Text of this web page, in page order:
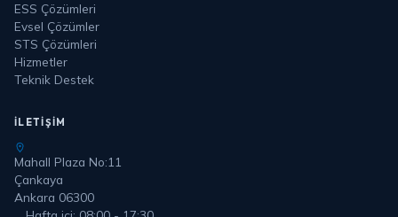
ESS Çözümleri
Evsel Çözümler
STS Çözümleri
Hizmetler
Teknik Destek
İLETIŞIM
Mahall Plaza No:11
Çankaya
Ankara 06300